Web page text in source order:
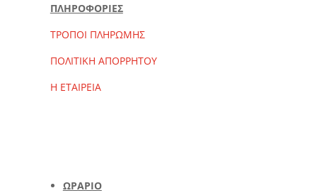
ΠΛΗΡΟΦΟΡΙΕΣ
ΤΡΟΠΟΙ ΠΛΗΡΩΜΗΣ
ΠΟΛΙΤΙΚΗ ΑΠΟΡΡΗΤΟΥ
Η ΕΤΑΙΡΕΙΑ
ΩΡΑΡΙΟ